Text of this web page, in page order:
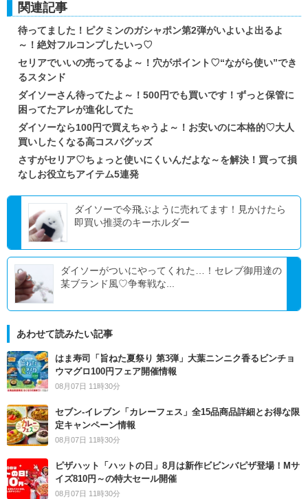
関連記事
待ってました！ピクミンのガシャポン第2弾がいよいよ出るよ
～！絶対フルコンプしたいっ♡
セリアでいいの売ってるよ～！穴がポイント♡“ながら使い”でき
るスタンド
ダイソーさん待ってたよ～！500円でも買いです！ずっと保管に
困ってたアレが進化してた
ダイソーなら100円で買えちゃうよ～！お安いのに本格的♡大人
買いしたくなる高コスパグッズ
さすがセリア♡ちょっと使いにくいんだよな～を解決！買って損
なしお役立ちアイテム5連発
ダイソーで今飛ぶように売れてます！見かけたら
即買い推奨のキーホルダー
ダイソーがついにやってくれた…！セレブ御用達の
某ブランド風♡争奪戦な...
あわせて読みたい記事
はま寿司「旨ねた夏祭り 第3弾」大葉ニンニク香るビンチョ
ウマグロ100円フェア開催情報
08月07日 11時30分
セブン‐イレブン「カレーフェス」全15品商品詳細とお得な限
定キャンペーン情報
08月07日 11時30分
ピザハット「ハットの日」8月は新作ビビンバピザ登場！Mサ
イズ810円～の特大セール開催
08月07日 11時30分